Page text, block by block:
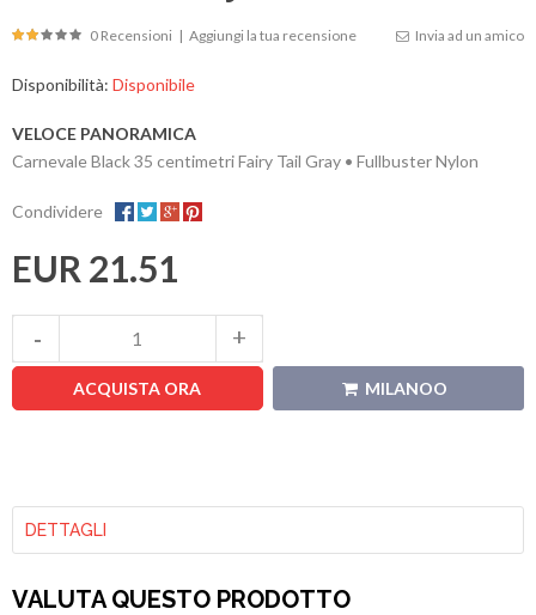
0 Recensioni | Aggiungi la tua recensione Invia ad un amico
Disponibilità: Disponibile
VELOCE PANORAMICA
Carnevale Black 35 centimetri Fairy Tail Gray • Fullbuster Nylon
Condividere
EUR 21.51
ACQUISTA ORA MILANOO
DETTAGLI
VALUTA QUESTO PRODOTTO